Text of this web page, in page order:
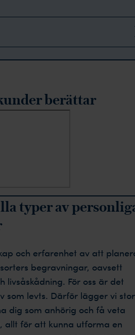
berättar
typer av
och erfarenhet av att
begravningar, oavsett
livsåskådning. För oss är det
som levts. Därför lägger vi stor
dig som anhörig och få veta
allt för att kunna utforma en